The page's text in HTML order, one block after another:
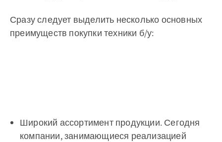
Сразу следует выделить несколько основных
преимуществ покупки техники б/у:
Широкий ассортимент продукции. Сегодня
компании, занимающиеся реализацией